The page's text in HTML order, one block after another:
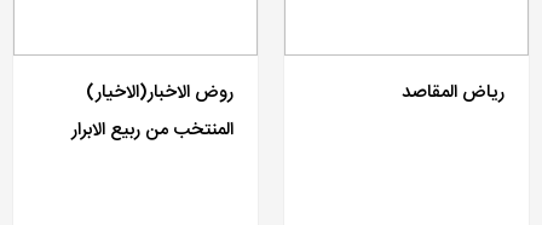
ریاض المقاصد
روض الاخبار(الاخیار)
المنتخب من ربیع الابرار